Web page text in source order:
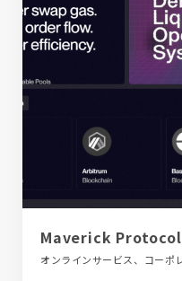
Maverick Protocol